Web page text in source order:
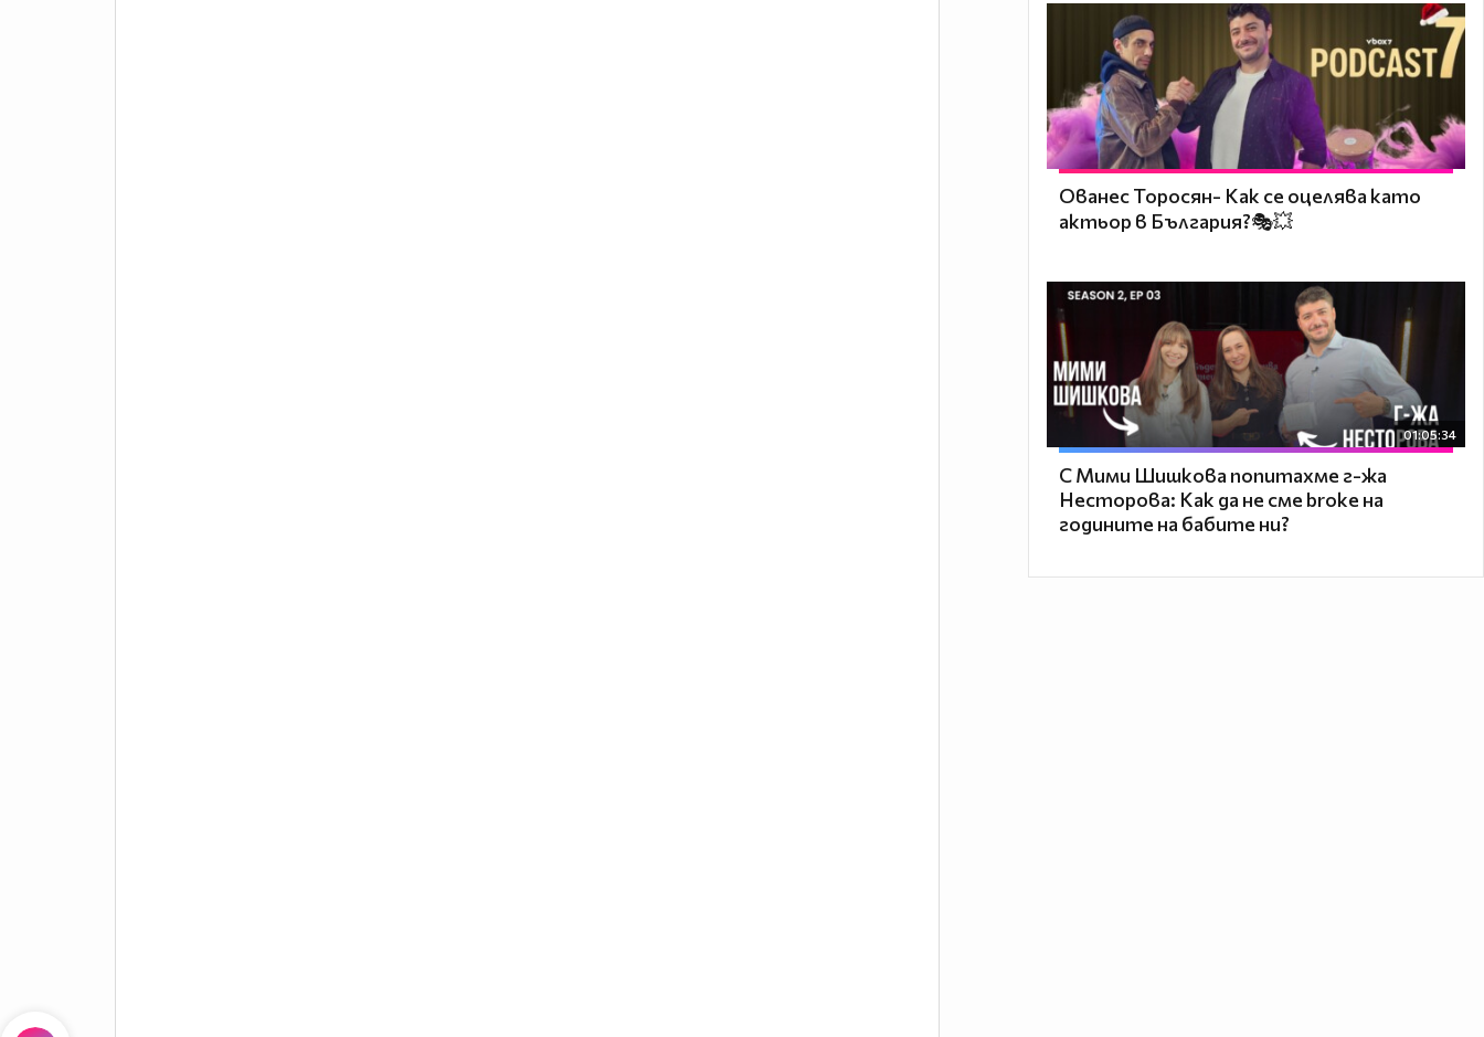
Ованес Торосян- Как се оцелява като
актьор в България?🎭💥
01:05:34
С Мими Шишкова попитахме г-жа
Несторова: Как да не сме broke на
годините на бабите ни?